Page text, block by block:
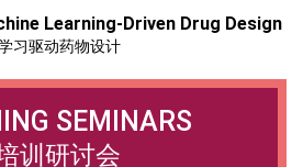
Learning-Driven Drug Design
习驱动药物设计
SEMINARS
训研讨会